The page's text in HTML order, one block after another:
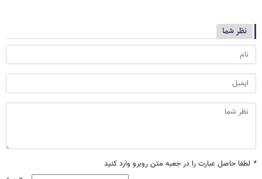
نظر شما
* لطفا حاصل عبارت را در جعبه متن روبرو وارد کنید